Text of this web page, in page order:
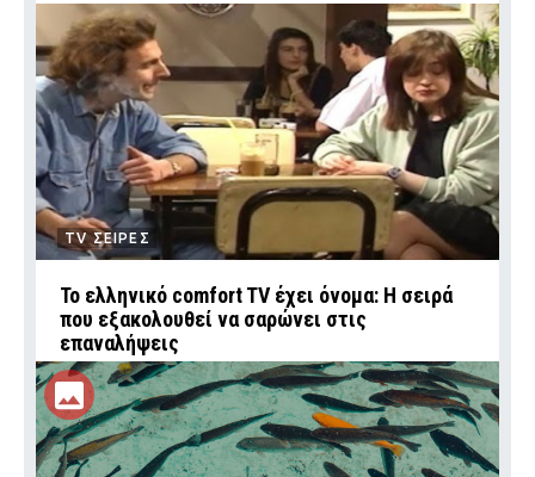
TV ΣΕΙΡΕΣ
Το ελληνικό comfort TV έχει όνομα: Η σειρά
που εξακολουθεί να σαρώνει στις
επαναλήψεις